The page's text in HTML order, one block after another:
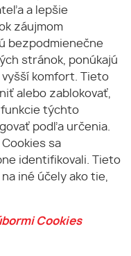
a lepšie
záujmom
bezpodmienečne
stránok, ponúkajú
komfort. Tieto
alebo zablokovať,
funkcie týchto
podľa určenia.
sa
identifikovali. Tieto
iné účely ako tie,
Cookies